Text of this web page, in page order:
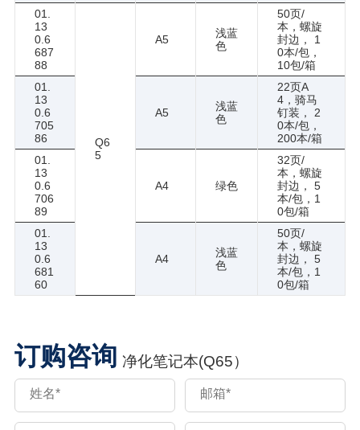
01.
13
0.6
687
88
Q6
5
A5
浅蓝
色
50页/
本，螺旋
封边， 1
0本/包，
10包/箱
01.
13
0.6
705
86
A5
浅蓝
色
22页A
4，骑马
钉装， 2
0本/包，
200本/箱
01.
13
0.6
706
89
A4 绿色
32页/
本，螺旋
封边， 5
本/包，1
0包/箱
01.
13
0.6
681
60
A4
浅蓝
色
50页/
本，螺旋
封边， 5
本/包，1
0包/箱
订购咨询 净化笔记本(Q65）